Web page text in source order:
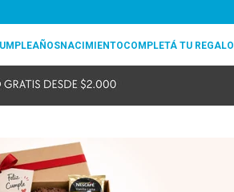
NACIMIENTOCOMPLETÁ TU REGALO